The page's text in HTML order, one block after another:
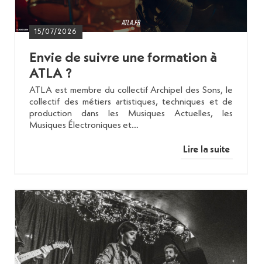
15/07/2026
Envie de suivre une formation à
ATLA ?
ATLA est membre du collectif Archipel des Sons, le
collectif des métiers artistiques, techniques et de
production dans les Musiques Actuelles, les
Musiques Électroniques et…
Lire la suite